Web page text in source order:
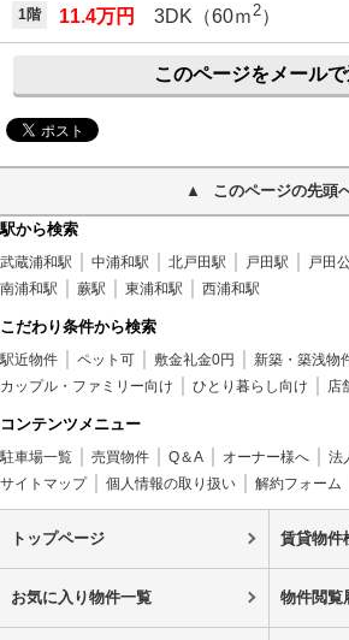
1階 11.4万円 3DK（60ｍ2）
このページをメール
このページの先頭
駅から検索
武蔵浦和駅 中浦和駅 北戸田駅 戸田駅 戸田
南浦和駅
蕨駅 東浦和駅 西浦和駅
こだわり条件から検索
駅近物件 ペット可 敷金礼金0円 新築・築浅物
カップル・ファミリー向け
ひとり暮らし向け 店
コンテンツメニュー
駐車場一覧 売買物件 Q＆A オーナー様へ
法
サイトマップ
個人情報の取り扱い 解約フォーム
トップページ 賃貸物件
お気に入り物件一覧 物件閲覧